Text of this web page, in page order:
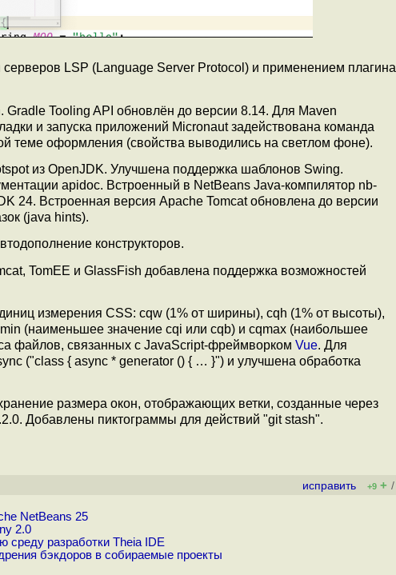
LSP (Language Server Protocol) и применением плагина
Tooling API обновлён до версии 8.14. Для Maven
и запуска приложений Micronaut задействована команда
теме оформления (свойства выводились на светлом фоне).
из OpenJDK. Улучшена поддержка шаблонов Swing.
apidoc. Встроенный в NetBeans Java-компилятор nb-
24. Встроенная версия Apache Tomcat обновлена до версии
(java hints).
конструкторов.
TomEE и GlassFish добавлена поддержка возможностей
измерения CSS: cqw (1% от ширины), cqh (1% от высоты),
(наименьшее значение cqi или cqb) и cqmax (наибольшее
файлов, связанных с JavaScript-фреймворком Vue. Для
("class { async * generator () { … }") и улучшена обработка
размера окон, отображающих ветки, созданные через
Добавлены пиктограммы для действий "git stash".
исправить +9 + /
NetBeans 25
2.0
среду разработки Theia IDE
бэкдоров в собираемые проекты